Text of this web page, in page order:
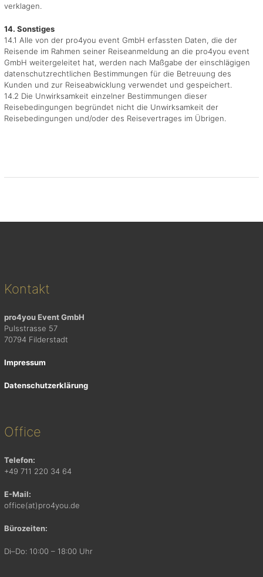
verklagen.
14. Sonstiges
14.1 Alle von der pro4you event GmbH erfassten Daten, die der
Reisende im Rahmen seiner Reiseanmeldung an die pro4you event
GmbH weitergeleitet hat, werden nach Maßgabe der einschlägigen
datenschutzrechtlichen Bestimmungen für die Betreuung des
Kunden und zur Reiseabwicklung verwendet und gespeichert.
14.2 Die Unwirksamkeit einzelner Bestimmungen dieser
Reisebedingungen begründet nicht die Unwirksamkeit der
Reisebedingungen und/oder des Reisevertrages im Übrigen.
Kontakt
pro4you Event GmbH
Pulsstrasse 57
70794 Filderstadt
Impressum
Datenschutzerklärung
Office
Telefon:
+49 711 220 34 64
E-Mail:
office(at)pro4you.de
Bürozeiten:
Di–Do: 10:00 – 18:00 Uhr